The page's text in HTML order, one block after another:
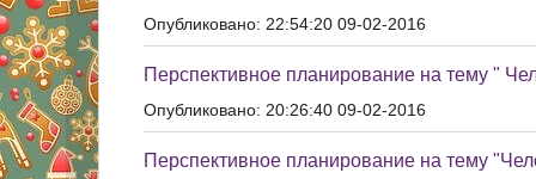
Опубликовано: 22:54:20 09-02-2016
Перспективное планирование на тему "
Опубликовано: 20:26:40 09-02-2016
Перспективное планирование на тему